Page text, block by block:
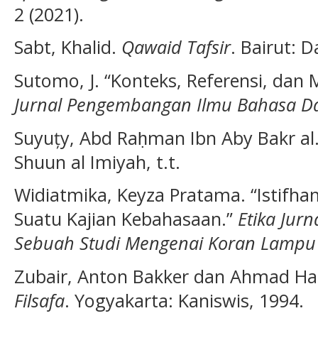
2 (2021).
Sabt, Khalid. Qawaid Tafsir. Bairut:
Sutomo, J. “Konteks, Referensi, dan
Jurnal Pengembangan Ilmu Bahasa
Suyuțy, Abd Raḥman Ibn Aby Bakr
Shuun al Imiyah, t.t.
Widiatmika, Keyza Pratama.
Suatu Kajian Kebahasaan.” Etika
Sebuah Studi Mengenai Koran
Zubair, Anton Bakker dan Ahmad
Filsafa. Yogyakarta: Kaniswis, 1994.